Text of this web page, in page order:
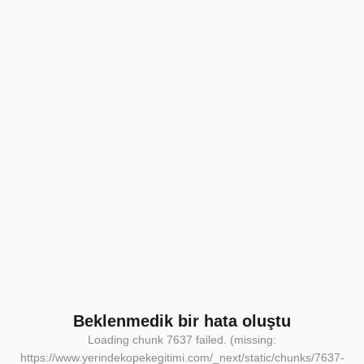
Beklenmedik bir hata oluştu
Loading chunk 7637 failed. (missing:
https://www.yerindekopekegitimi.com/_next/static/chunks/7637-